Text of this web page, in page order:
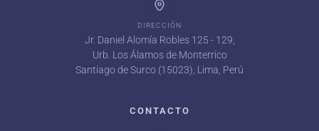
DIRECCIÓN
Jr. Daniel Alomía Robles 125 - 129,
Urb. Los Álamos de Monterrico
Santiago de Surco (15023), Lima, Perú
CONTACTO